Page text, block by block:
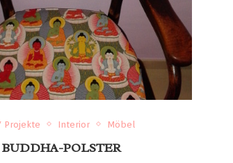
Projekte Interior Möbel
BUDDHA-POLSTER